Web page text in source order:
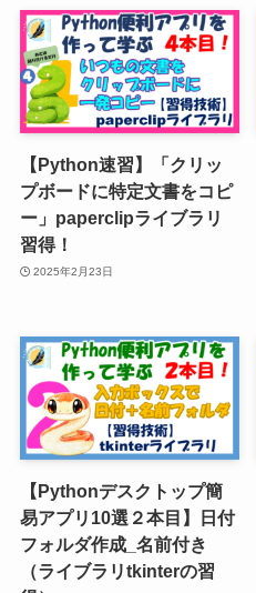
【Python速習】「クリッ
プボードに特定文書をコピ
ー」paperclipライブラリ
習得！
2025年2月23日
【Pythonデスクトップ簡
易アプリ10選２本目】日付
フォルダ作成_名前付き
（ライブラリtkinterの習